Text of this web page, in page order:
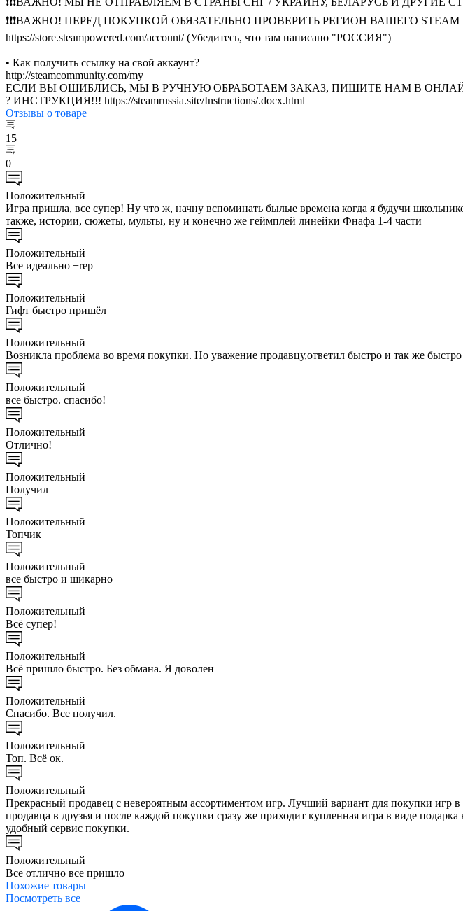
❗❗❗ВАЖНО! ПЕРЕД ПОКУПКОЙ ОБЯЗАТЕЛЬНО ПРОВЕРИТЬ РЕГИОН ВАШЕГО
https://store.steampowered.com/account/ (Убедитесь, что там написано "РОССИЯ")
• Как получить ссылку на свой аккаунт?
http://steamcommunity.com/my
ЕСЛИ ВЫ ОШИБЛИСЬ, МЫ В РУЧНУЮ ОБРАБОТАЕМ ЗАКАЗ, ПИШИТЕ НАМ В
? ИНСТРУКЦИЯ!!! https://steamrussia.site/Instructions/.docx.html
Отзывы о товаре
15
0
Положительный
Игра пришла, все супер! Ну что ж, начну вспоминать былые времена когда я будучи
также, истории, сюжеты, мульты, ну и конечно же геймплей линейки Фнафа 1-4 части
Положительный
Все идеально +rep
Положительный
Гифт быстро пришёл
Положительный
Возникла проблема во время покупки. Но уважение продавцу,ответил быстро и так же
Положительный
все быстро. спасибо!
Положительный
Отлично!
Положительный
Получил
Положительный
Топчик
Положительный
все быстро и шикарно
Положительный
Всё супер!
Положительный
Всё пришло быстро. Без обмана. Я доволен
Положительный
Спасибо. Все получил.
Положительный
Топ. Всё ок.
Положительный
Прекрасный продавец с невероятным ассортиментом игр. Лучший вариант для покупки
продавца в друзья и после каждой покупки сразу же приходит купленная игра в виде
удобный сервис покупки.
Положительный
Все отлично все пришло
Похожие товары
Посмотреть все